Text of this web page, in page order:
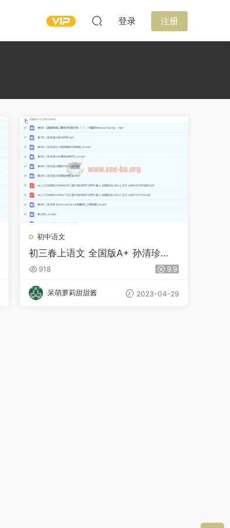
登录 注册
初中语文
初三春上语文 全国版A+ 孙清珍
【完结】
918 9.9
呆萌萝莉甜甜酱 2023-04-29